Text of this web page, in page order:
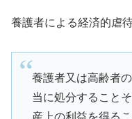
養護者による経済的虐
養護者又は高齢者
当に処分すること
産上の利益を得るこ